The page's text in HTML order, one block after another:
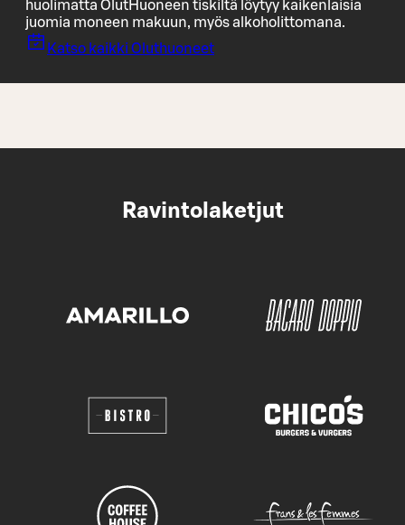
huolimatta OlutHuoneen tiskiltä löytyy kaikenlaisia
juomia moneen makuun, myös alkoholittomana.
Katso kaikki Oluthuoneet
Ravintolaketjut